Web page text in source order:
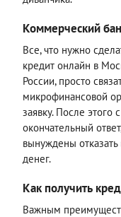
Коммерческий
Все, что нужно
кредит онлайн в
России, просто
микрофинансовой
заявку. После этого
окончательный
вынуждены
денег.
Как получить
Важным